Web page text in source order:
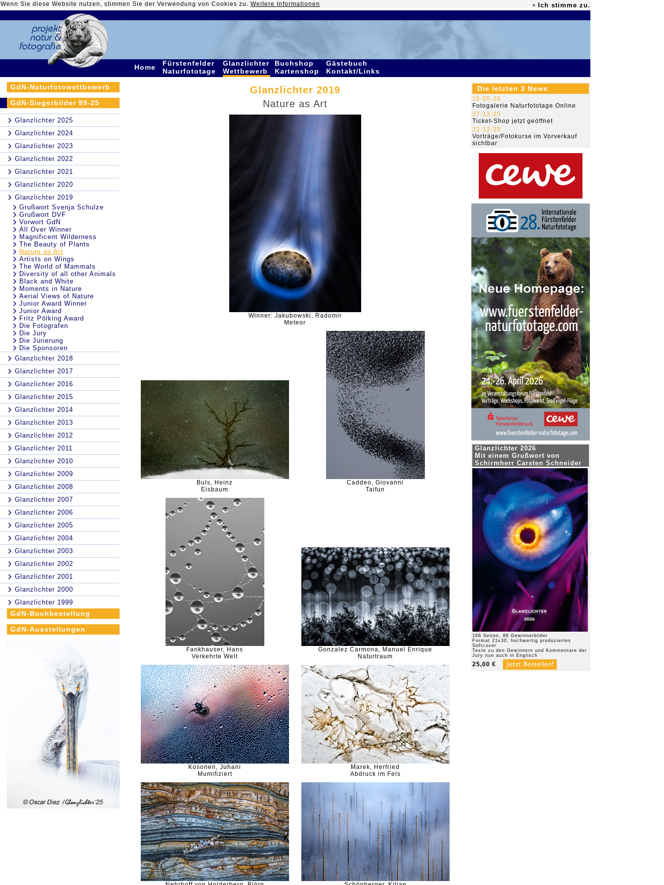
Wenn Sie diese Website nutzen, stimmen Sie der Verwendung von Cookies zu. Weitere Informationen × Ich stimme zu.
Home
Fürstenfelder
Naturfototage
Glanzlichter
Wettbewerb
Buchshop
Kartenshop
Gästebuch
Kontakt/Links
GdN-Naturfotowettbewerb
GdN-Siegerbilder 99-25
Glanzlichter 2025
Glanzlichter 2024
Glanzlichter 2023
Glanzlichter 2022
Glanzlichter 2021
Glanzlichter 2020
Glanzlichter 2019
Grußwort Svenja Schulze
Grußwort DVF
Vorwort GdN
All Over Winner
Magnificent Wilderness
The Beauty of Plants
Nature as Art
Artists on Wings
The World of Mammals
Diversity of all other Animals
Black and White
Moments in Nature
Aerial Views of Nature
Junior Award Winner
Junior Award
Fritz Pölking Award
Die Fotografen
Die Jury
Die Jurierung
Die Sponsoren
Glanzlichter 2018
Glanzlichter 2017
Glanzlichter 2016
Glanzlichter 2015
Glanzlichter 2014
Glanzlichter 2013
Glanzlichter 2012
Glanzlichter 2011
Glanzlichter 2010
Glanzlichter 2009
Glanzlichter 2008
Glanzlichter 2007
Glanzlichter 2006
Glanzlichter 2005
Glanzlichter 2004
Glanzlichter 2003
Glanzlichter 2002
Glanzlichter 2001
Glanzlichter 2000
Glanzlichter 1999
GdN-Buchbestellung
GdN-Ausstellungen
Glanzlichter 2019
Nature as Art
Winner: Jakubowski, Radomir
Meteor
Buls, Heinz
Eisbaum
Caddeo, Giovanni
Taifun
Fankhauser, Hans
Verkehrte Welt
Gonzalez Carmona, Manuel Enrique
Naturtraum
Kosonen, Juhani
Mumifiziert
Marek, Herfried
Abdruck im Fels
Die letzten 3 News
16-05-26
Fotogalerie Naturfototage Online
27-12-25
Ticket-Shop jetzt geöffnet
22-12-25
Vorträge/Fotokurse im Vorverkauf
sichtbar
Glanzlichter 2026
Mit einem Grußwort von
Schirmherr Carsten Schneider
168 Seiten, 86 Gewinnerbilder
Format 21x30, hochwertig produziertes
Softcover
Texte zu den Gewinnern und Kommentare der
Jury nun auch in Englisch
25,00 €